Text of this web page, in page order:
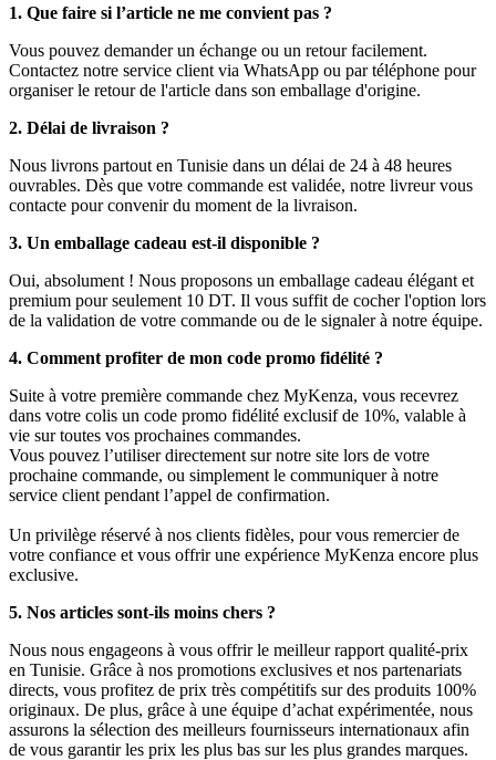
1. Que faire si l’article ne me convient pas ?
Vous pouvez demander un échange ou un retour facilement.
Contactez notre service client via WhatsApp ou par téléphone pour
organiser le retour de l'article dans son emballage d'origine.
2. Délai de livraison ?
Nous livrons partout en Tunisie dans un délai de 24 à 48 heures
ouvrables. Dès que votre commande est validée, notre livreur vous
contacte pour convenir du moment de la livraison.
3. Un emballage cadeau est-il disponible ?
Oui, absolument ! Nous proposons un emballage cadeau élégant et
premium pour seulement 10 DT. Il vous suffit de cocher l'option lors
de la validation de votre commande ou de le signaler à notre équipe.
4. Comment profiter de mon code promo fidélité ?
Suite à votre première commande chez MyKenza, vous recevrez
dans votre colis un code promo fidélité exclusif de 10%, valable à
vie sur toutes vos prochaines commandes.
Vous pouvez l’utiliser directement sur notre site lors de votre
prochaine commande, ou simplement le communiquer à notre
service client pendant l’appel de confirmation.
Un privilège réservé à nos clients fidèles, pour vous remercier de
votre confiance et vous offrir une expérience MyKenza encore plus
exclusive.
5. Nos articles sont-ils moins chers ?
Nous nous engageons à vous offrir le meilleur rapport qualité-prix
en Tunisie. Grâce à nos promotions exclusives et nos partenariats
directs, vous profitez de prix très compétitifs sur des produits 100%
originaux. De plus, grâce à une équipe d’achat expérimentée, nous
assurons la sélection des meilleurs fournisseurs internationaux afin
de vous garantir les prix les plus bas sur les plus grandes marques.